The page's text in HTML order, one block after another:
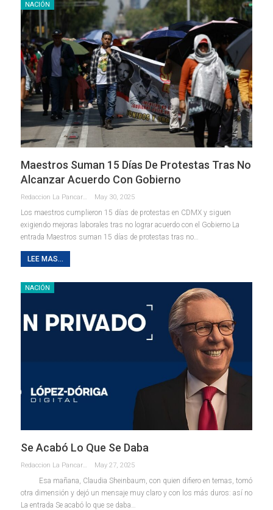
NACIÓN
Maestros Suman 15 Días De Protestas Tras No
Alcanzar Acuerdo Con Gobierno
May 30, 2025
Los maestros cumplieron 15 días de protestas en CDMX y siguen
exigiendo mejoras laborales tras no lograr acuerdo con el Gobierno La
entrada Maestros suman 15 días de protestas tras no…
LEE MAS...
NACIÓN
Se Acabó Lo Que Se Daba
Redaccion La Pancarta De Quintana Roo May 27, 2025
Esa mañana, Claudia Sheinbaum, con quien difiero en temas, tomó
otra dimensión y dejó un mensaje muy claro y con los más duros: así no
La entrada Se acabó lo que se daba…